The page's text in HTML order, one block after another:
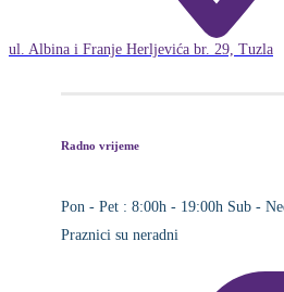
ul. Albina i Franje Herljevića br. 29, Tuzla
Radno vrijeme
Pon - Pet : 8:00h - 19:00h Sub -
Praznici su neradni